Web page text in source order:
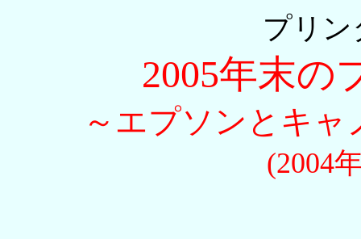
プリン
2005年末の
～エプソンとキ
(2004